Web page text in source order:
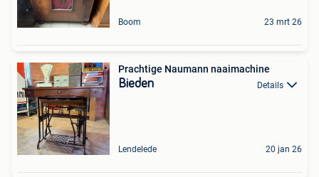
Boom 23 mrt 26
Prachtige Naumann naaimachine
Bieden Details
Lendelede 20 jan 26